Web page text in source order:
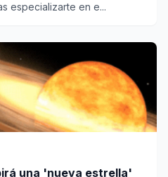
especializarte en e...
una 'nueva estrella'